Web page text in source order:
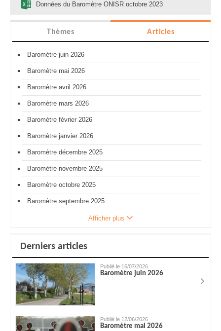
Données du Baromètre ONISR octobre 2023
Thèmes Articles
Baromètre juin 2026
Baromètre mai 2026
Baromètre avril 2026
Baromètre mars 2026
Baromètre février 2026
Baromètre janvier 2026
Baromètre décembre 2025
Baromètre novembre 2025
Baromètre octobre 2025
Baromètre septembre 2025
Afficher plus
Derniers articles
Publié le 16/07/2026
Baromètre juin 2026
Publié le 12/06/2026
Baromètre mai 2026